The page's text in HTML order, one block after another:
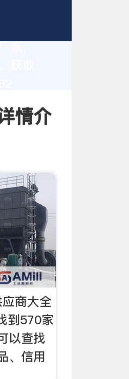
取
情介
商大全
到570家
以查找
、信用